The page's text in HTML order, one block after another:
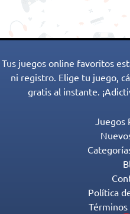
Tus juegos online favoritos
ni registro. Elige tu juego,
gratis al instante.
Juegos
Política